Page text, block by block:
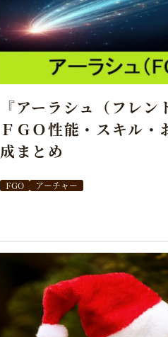
『アーラシュ（フレン
ＦＧＯ性能・スキル・
成まとめ
FGO アーチャー